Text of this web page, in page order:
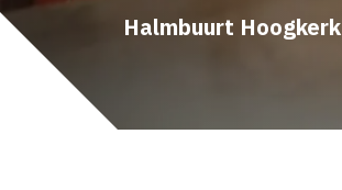
Halmbuurt Hoogkerk